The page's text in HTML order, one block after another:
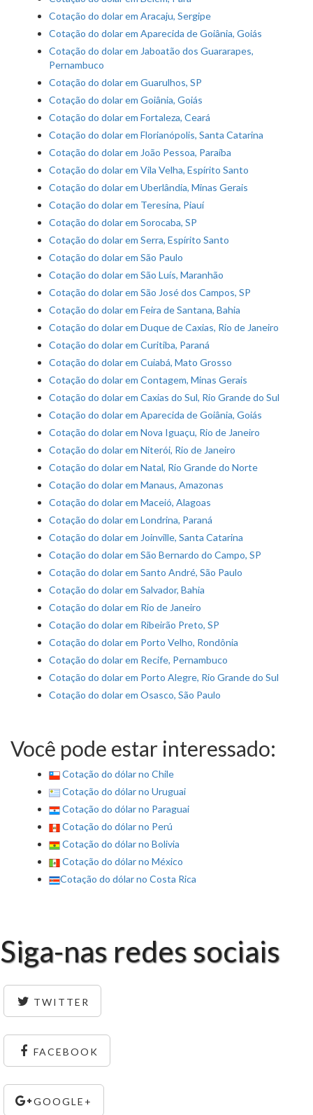
Cotação do dolar em Aracaju, Sergipe
Cotação do dolar em Aparecida de Goiânia, Goiás
Cotação do dolar em Jaboatão dos Guararapes,
Pernambuco
Cotação do dolar em Guarulhos, SP
Cotação do dolar em Goiânia, Goiás
Cotação do dolar em Fortaleza, Ceará
Cotação do dolar em Florianópolis, Santa Catarina
Cotação do dolar em João Pessoa, Paraíba
Cotação do dolar em Vila Velha, Espírito Santo
Cotação do dolar em Uberlândia, Minas Gerais
Cotação do dolar em Teresina, Piauí
Cotação do dolar em Sorocaba, SP
Cotação do dolar em Serra, Espírito Santo
Cotação do dolar em São Paulo
Cotação do dolar em São Luís, Maranhão
Cotação do dolar em São José dos Campos, SP
Cotação do dolar em Feira de Santana, Bahia
Cotação do dolar em Duque de Caxias, Rio de Janeiro
Cotação do dolar em Curitiba, Paraná
Cotação do dolar em Cuiabá, Mato Grosso
Cotação do dolar em Contagem, Minas Gerais
Cotação do dolar em Caxias do Sul, Rio Grande do Sul
Cotação do dolar em Aparecida de Goiânia, Goiás
Cotação do dolar em Nova Iguaçu, Rio de Janeiro
Cotação do dolar em Niterói, Rio de Janeiro
Cotação do dolar em Natal, Rio Grande do Norte
Cotação do dolar em Manaus, Amazonas
Cotação do dolar em Maceió, Alagoas
Cotação do dolar em Londrina, Paraná
Cotação do dolar em Joinville, Santa Catarina
Cotação do dolar em São Bernardo do Campo, SP
Cotação do dolar em Santo André, São Paulo
Cotação do dolar em Salvador, Bahia
Cotação do dolar em Rio de Janeiro
Cotação do dolar em Ribeirão Preto, SP
Cotação do dolar em Porto Velho, Rondônia
Cotação do dolar em Recife, Pernambuco
Cotação do dolar em Porto Alegre, Rio Grande do Sul
Cotação do dolar em Osasco, São Paulo
Você pode estar interessado:
Cotação do dólar no Chile
Cotação do dólar no Uruguai
Cotação do dólar no Paraguai
Cotação do dólar no Perú
Cotação do dólar no Bolivia
Cotação do dólar no México
Cotação do dólar no Costa Rica
Siga-nas redes sociais
TWITTER
FACEBOOK
GOOGLE+